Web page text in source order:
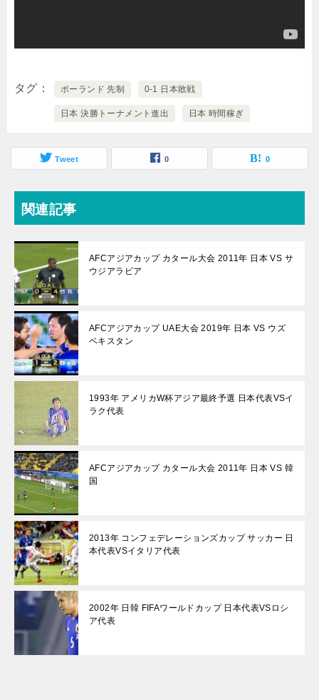
タグ ポーランド 先制 0-1 日本敗戦
日本 決勝トーナメント進出 日本 時間稼ぎ
Tweet 0 0
関連記事
AFCアジアカップ カタール大会 2011年 日本 VS サ
ウジアラビア
AFCアジアカップ UAE大会 2019年 日本 VS ウズ
ベキスタン
1993年 アメリカW杯アジア最終予選 日本代表VSイ
ラク代表
AFCアジアカップ カタール大会 2011年 日本 VS 韓
国
2013年 コンフェデレーションズカップ サッカー 日
本代表VSイタリア代表
2002年 日韓 FIFAワールドカップ 日本代表VSロシ
ア代表